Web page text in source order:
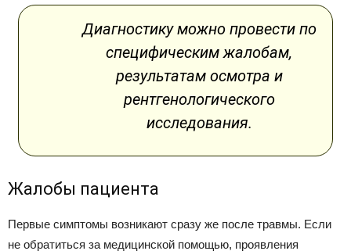
Диагностику можно провести по
специфическим жалобам,
результатам осмотра и
рентгенологического
исследования.
Жалобы пациента
Первые симптомы возникают сразу же после травмы. Если
не обратиться за медицинской помощью, проявления